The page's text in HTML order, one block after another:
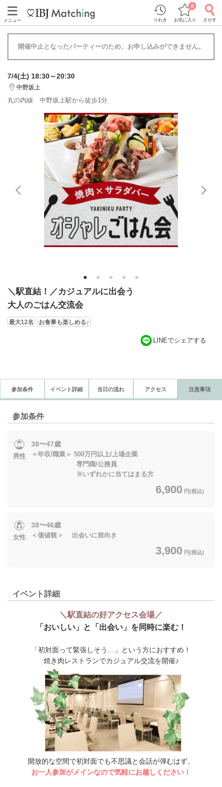
メニュー りれき お気に入り
0
さがす
開催中止となったパーティーのため、お申し込みができません。
7/4(土) 18:30～20:30
中野坂上
丸の内線 中野坂上駅から徒歩1分
1 2 3 4 5
＼駅直結！／カジュアルに出会う
大人のごはん交流会
最大12名 お食事も楽しめる♪
LINEでシェアする
参加条件 イベント詳細 当日の流れ アクセス 注意事項
参加条件
男性
38〜47歳
＜年収/職業＞ 500万円以上/上場企業
専門職/公務員
※いずれかに当てはまる方
6,900 円(税込)
女性
38〜46歳
＜価値観＞ 出会いに前向き
3,900 円(税込)
イベント詳細
＼駅直結の好アクセス会場／
「おいしい」と「出会い」を同時に楽む！
「初対面って緊張しそう…」という方におすすめ！
焼き肉レストランでカジュアル交流を開催♪
開放的な空間で初対面でも不思議と会話が弾むはず。
お一人参加がメインなので気軽にお越しください！